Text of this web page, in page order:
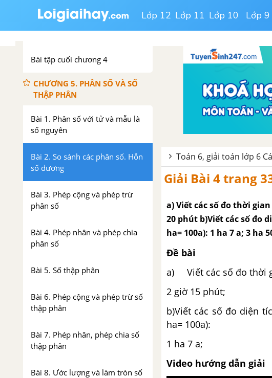
Lớp 12 Lớp 11 Lớp 10 Lớp 9
Bài 4. Xác suất thực nghiệm
trong một số trò chơi và thí
nghiệm đơn giản
Bài tập cuối chương 4
CHƯƠNG 5. PHÂN SỐ VÀ SỐ
THẬP PHÂN
Bài 1. Phân số với tử và mẫu là
số nguyên
Bài 2. So sánh các phân số. Hỗn
số dương
Bài 3. Phép cộng và phép trừ
phân số
Bài 4. Phép nhân và phép chia
phân số
Bài 5. Số thập phân
Bài 6. Phép cộng và phép trừ số
thập phân
Bài 7. Phép nhân, phép chia số
thập phân
Bài 8. Ước lượng và làm tròn số
Toán 6, giải toán lớp 6
Giải Bài 4 trang
a) Viết các số đo thời
20 phút b)Viết các số đo
ha= 100a): 1 ha 7 a; 3 ha
Đề bài
a) Viết các số đo thời
2 giờ 15 phút;
b)Viết các số đo diện
ha= 100a):
1 ha 7 a; 3
Video hướng dẫn giải